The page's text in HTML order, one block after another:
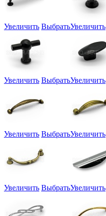
Увеличить ВыбратьУвеличить
Увеличить ВыбратьУвеличить
Увеличить ВыбратьУвеличить
Увеличить ВыбратьУвеличить